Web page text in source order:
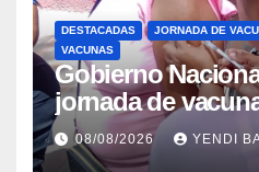
DESTACADAS JORNADA DE
VACUNAS
Gobierno
jornada de
Guaira para
epidemiológica
08/08/2026 YENDI